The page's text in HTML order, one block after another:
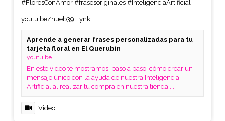
#FloresConAmor #frasesoriginales #InteligenciaArtificial
youtu.be/nueb39lTynk
Aprende a generar frases personalizadas para tu
tarjeta floral en El Querubín
youtu.be
En este video te mostramos, paso a paso, cómo crear un
mensaje único con la ayuda de nuestra Inteligencia
Artificial al realizar tu compra en nuestra tienda ...
Video